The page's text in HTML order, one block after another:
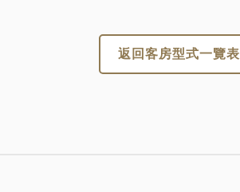
返回客房型式一覽表